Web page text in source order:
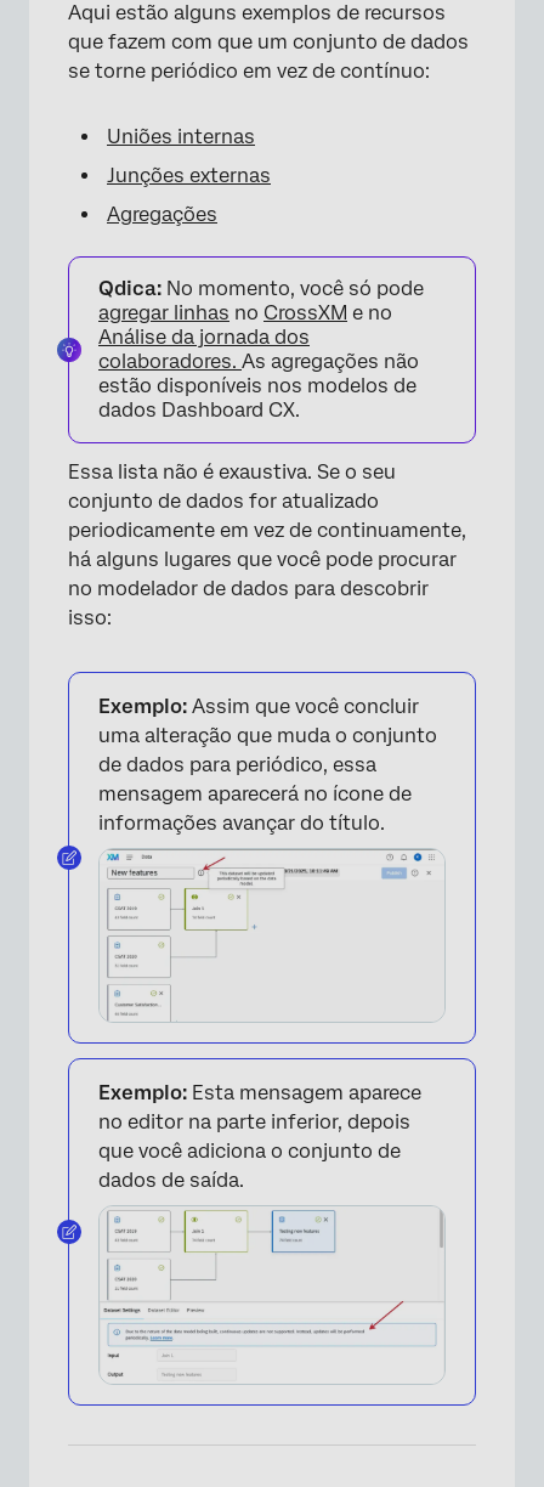
Aqui estão alguns exemplos de recursos
que fazem com que um conjunto de dados
se torne periódico em vez de contínuo:
Uniões internas
Junções externas
Agregações
Qdica: No momento, você só pode
agregar linhas no CrossXM e no
Análise da jornada dos
colaboradores. As agregações não
estão disponíveis nos modelos de
dados Dashboard CX.
Essa lista não é exaustiva. Se o seu
conjunto de dados for atualizado
periodicamente em vez de continuamente,
há alguns lugares que você pode procurar
no modelador de dados para descobrir
isso:
Exemplo: Assim que você concluir
uma alteração que muda o conjunto
de dados para periódico, essa
mensagem aparecerá no ícone de
informações avançar do título.
Exemplo: Esta mensagem aparece
no editor na parte inferior, depois
que você adiciona o conjunto de
dados de saída.